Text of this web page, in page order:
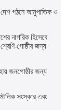
দেশ গঠনে আনুপাতিক ও
নাগরিক হিসেবে
গোষ্ঠীর জন্য
জনগোষ্ঠীর জন্য
মৌলিক সংস্কার এবং